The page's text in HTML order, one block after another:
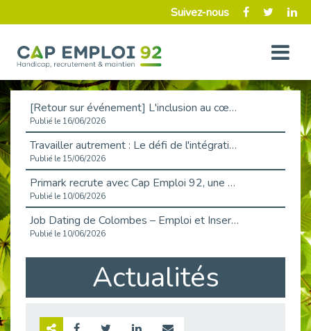
Suivez-nous
[Retour sur événement] L'inclusion au cœur de la Place de l'Emploi à La Défense !
Publié le 16/06/2026
Travailler autrement : Le défi de l'intégration des maladies chroniques en entreprise
Publié le 15/06/2026
Primark recrute avec Cap Emploi 92, une matinée couronnée de succès !
Publié le 10/06/2026
Job Dating de Colombes – Emploi et Insertion
Publié le 10/06/2026
Aborder l'entretien et la situation de handicap en toute confiance
Publié le 09/06/2026
Retour sur l’atelier « Optimiser sa recherche d’emploi »
Actualités